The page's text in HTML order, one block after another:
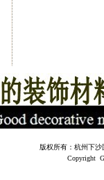
版权所有：杭州下沙固
Copyright